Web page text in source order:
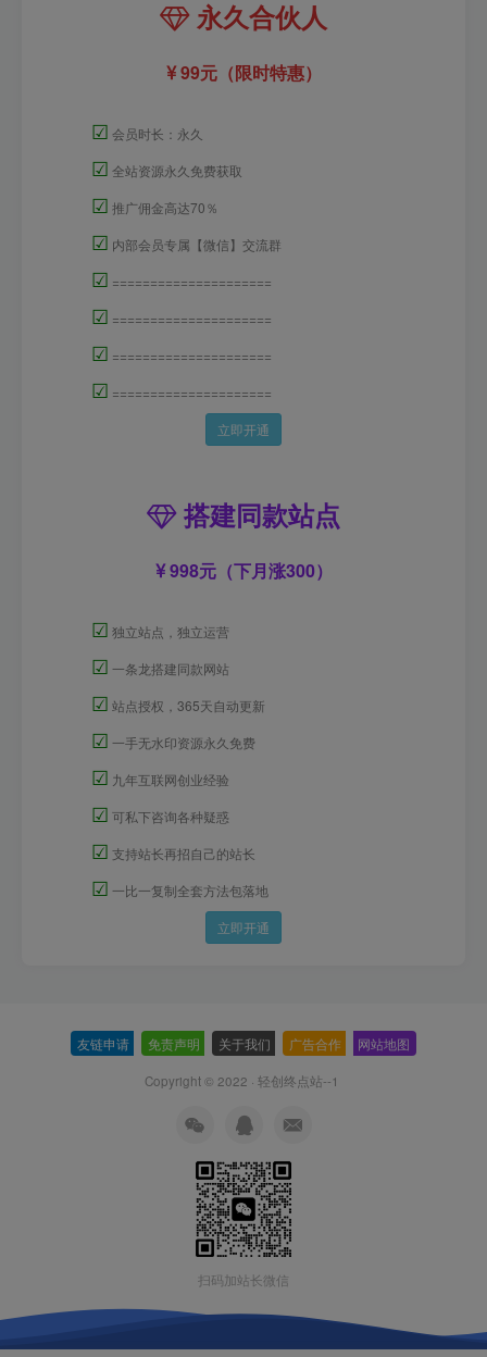
永久合伙人
99元（限时特惠）
☑ 会员时长：永久
☑ 全站资源永久免费获取
☑ 推广佣金高达70％
☑ 内部会员专属【微信】交流群
☑ =====================
☑ =====================
☑ =====================
☑ =====================
立即开通
搭建同款站点
998元（下月涨300）
☑ 独立站点，独立运营
☑ 一条龙搭建同款网站
☑ 站点授权，365天自动更新
☑ 一手无水印资源永久免费
☑ 九年互联网创业经验
☑ 可私下咨询各种疑惑
☑ 支持站长再招自己的站长
☑ 一比一复制全套方法包落地
立即开通
友链申请 免责声明 关于我们 广告合作 网站地图
Copyright © 2022 · 轻创终点站--1
扫码加站长微信